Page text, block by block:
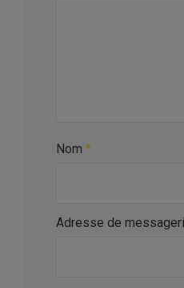
Nom *
Adresse de